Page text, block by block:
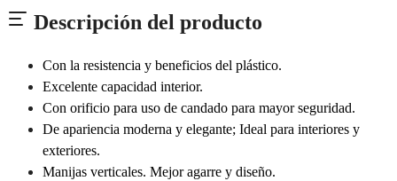
Descripción del producto
Con la resistencia y beneficios del plástico.
Excelente capacidad interior.
Con orificio para uso de candado para mayor seguridad.
De apariencia moderna y elegante; Ideal para interiores y
exteriores.
Manijas verticales. Mejor agarre y diseño.